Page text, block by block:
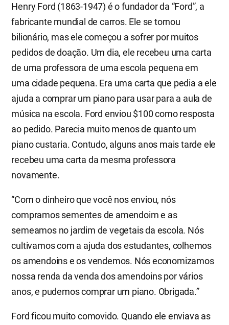
Henry Ford (1863-1947) é o fundador da “Ford”, a
fabricante mundial de carros. Ele se tornou
bilionário, mas ele começou a sofrer por muitos
pedidos de doação. Um dia, ele recebeu uma carta
de uma professora de uma escola pequena em
uma cidade pequena. Era uma carta que pedia a ele
ajuda a comprar um piano para usar para a aula de
música na escola. Ford enviou $100 como resposta
ao pedido. Parecia muito menos de quanto um
piano custaria. Contudo, alguns anos mais tarde ele
recebeu uma carta da mesma professora
novamente.
“Com o dinheiro que você nos enviou, nós
compramos sementes de amendoim e as
semeamos no jardim de vegetais da escola. Nós
cultivamos com a ajuda dos estudantes, colhemos
os amendoins e os vendemos. Nós economizamos
nossa renda da venda dos amendoins por vários
anos, e pudemos comprar um piano. Obrigada.”
Ford ficou muito comovido. Quando ele enviava as